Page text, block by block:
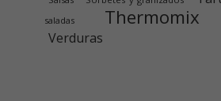
saladas
Thermomix
Verduras